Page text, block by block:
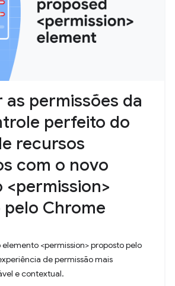
as permissões da
perfeito do
recursos
com o novo
<permission>
Chrome
<permission> proposto pelo
de permissão mais
e contextual.